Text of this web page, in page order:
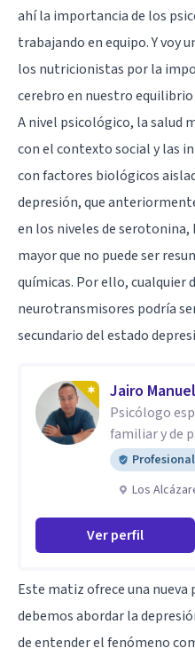
ahí la importancia de los
trabajando en equipo. Y voy
los nutricionistas por la
cerebroen nuestro
A nivel psicológico, la salud
con el contexto social y las
con factores biológicos
depresión, que
en los niveles de
mayor que no puede ser
químicas. Por ello, cualquier
neurotransmisores podría
secundario del estado
Jairo
Psicólogo
familiar y de
Los
Ver perfil
Este matiz ofrece una
debemos abordar la
de entender el fenómeno